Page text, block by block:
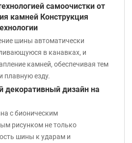
самоочистки от
камней Конструкция
шины автоматически
в канавках, и
камней, обеспечивая тем
плавную езду.
декоративный дизайн на
с бионическим
рисунком не только
шины к ударам и